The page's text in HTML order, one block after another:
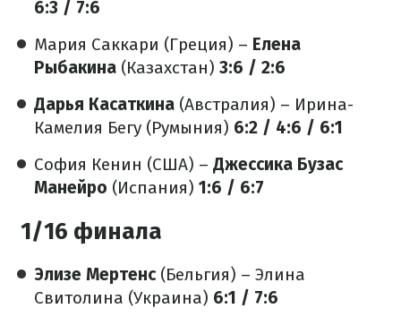
6:3 / 7:6
Мария Саккари (Греция) – Елена
Рыбакина (Казахстан) 3:6 / 2:6
Дарья Касаткина (Австралия) – Ирина-
Камелия Бегу (Румыния) 6:2 / 4:6 / 6:1
София Кенин (США) – Джессика Бузас
Манейро (Испания) 1:6 / 6:7
1/16 финала
Элизе Мертенс(Бельгия) – Элина
Свитолина (Украина) 6:1 / 7:6